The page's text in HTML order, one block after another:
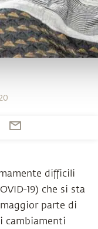
difficili
19) che si sta
parte di
cambiamenti